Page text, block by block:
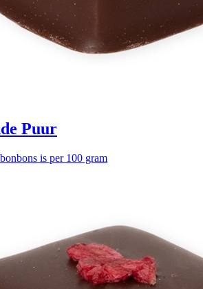
Puur
is per 100 gram